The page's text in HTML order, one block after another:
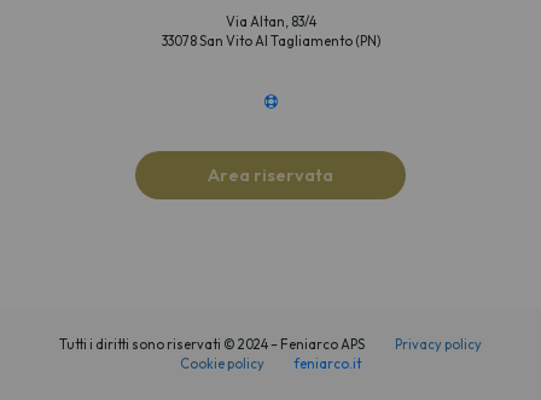
Via Altan, 83/4
33078 San Vito Al Tagliamento (PN)
Area riservata
Tutti i diritti sono riservati © 2024 – Feniarco APS
Privacy policy
Cookie policy
feniarco.it